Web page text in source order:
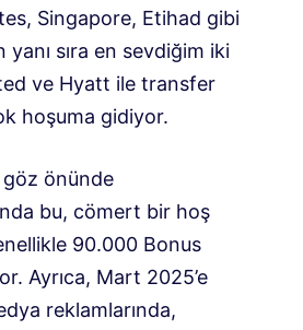
Singapore, Etihad gibi
yanı sıra en sevdiğim iki
ve Hyatt ile transfer
hoşuma gidiyor.
göz önünde
bu, cömert bir hoş
90.000 Bonus
Ayrıca, Mart 2025’e
reklamlarında,